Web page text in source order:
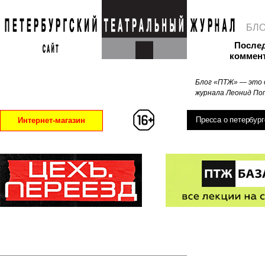
Блог «ПТЖ» — это
журнала Леонид
Интернет-магазин Пресса о